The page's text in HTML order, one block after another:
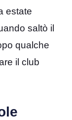
estate
saltò il
qualche
il club